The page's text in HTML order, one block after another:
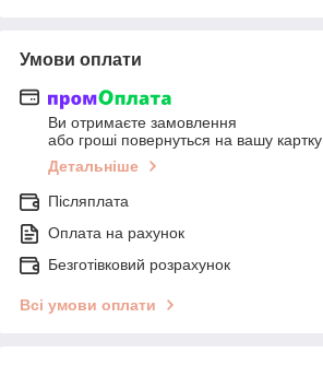
Умови оплати
Ви отримаєте замовлення
або гроші повернуться на вашу картку
Детальніше
Післяплата
Оплата на рахунок
Безготівковий розрахунок
Всі умови оплати